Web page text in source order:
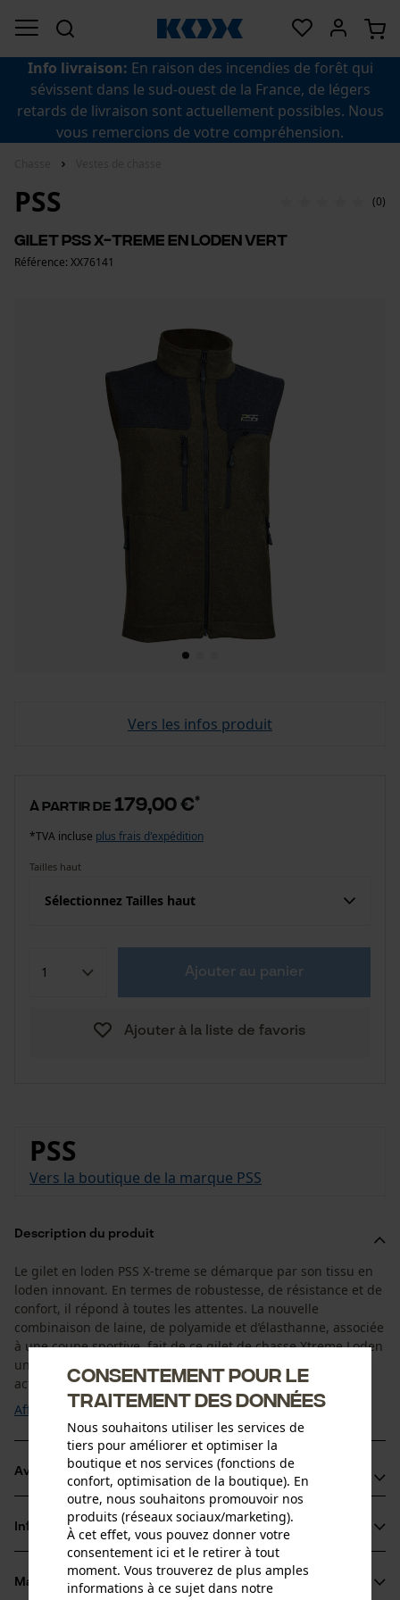
Info livraison: En raison des incendies de forêt qui
sévissent dans le sud-ouest de la France, de légers
retards de livraison sont actuellement possibles. Nous
vous remercions de votre compréhension.
PSS (0)
Gilet PSS X-treme en loden vert
Référence: XX76141
Vers les infos produit
à partir de 179,00 €*
*TVA incluse plus frais d'expédition
Tailles haut
Sélectionnez Tailles haut
Ajouter au panier
Ajouter à la liste de favoris
PSS
Vers la boutique de la marque PSS
Description du produit
Le gilet en loden PSS X-treme se démarque par son tissu en
loden innovant. En termes de robustesse, de résistance et de
confort, il répond à toutes les attentes. La nouvelle
combinaison de laine, de polyamide et d’élasthanne, associée
à une coupe sportive, fait de ce gilet de chasse Xtreme Loden
un vêtement extrêmement confortable pour toutes les
activités de plein air et de ...
Afficher plus
Avantages du produit
Silencieux, résiste au vent et à l’eau
Très résistant grâce au loden
Fonction chauffante même quand l’accessoire est humide
Informations sur le produit
Détails du produit
Matériau & entretien
Consentement pour le
traitement des données
Nous souhaitons utiliser les services de
tiers pour améliorer et optimiser la
boutique et nos services (fonctions de
confort, optimisation de la boutique). En
outre, nous souhaitons promouvoir nos
produits (réseaux sociaux/marketing).
À cet effet, vous pouvez donner votre
consentement ici et le retirer à tout
moment. Vous trouverez de plus amples
informations à ce sujet dans notre